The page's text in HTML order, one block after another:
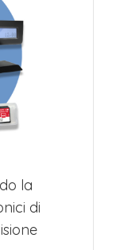
la
di